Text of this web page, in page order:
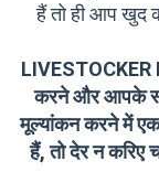
हैं तो ही आप खुद
LIVESTOCKER
करने और आपके
मूल्यांकन करने में
हैं, तो देर न करिए